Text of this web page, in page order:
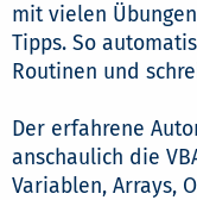
mit vielen
Tipps. So
Routinen und
Der erfahrene
anschaulich die
Variablen, Arrays,